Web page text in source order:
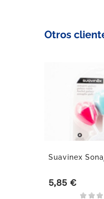
Otros
Suavinex
Precio
5,85 €